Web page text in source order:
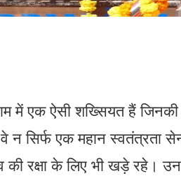
में एक ऐसी शख्सियत हैं
न सिर्फ एक महान स्वतंत्रता
रक्षा के लिए भी खड़े रहे।